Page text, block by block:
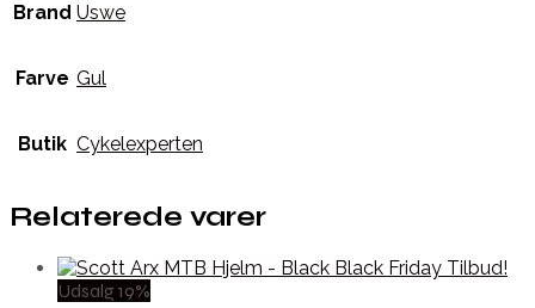
Brand Uswe
Farve Gul
Butik Cykelexperten
Relaterede varer
Udsalg 19%